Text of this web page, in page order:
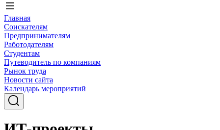
Главная
Соискателям
Предпринимателям
Работодателям
Студентам
Путеводитель по компаниям
Рынок труда
Новости сайта
Календарь мероприятий